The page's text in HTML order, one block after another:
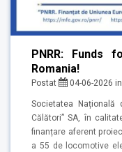
PNRR: Funds
Romania!
Postat 04-06-2026 in
Societatea Națională
Călători” SA, în
finanțare aferent
a 55 de locomotive